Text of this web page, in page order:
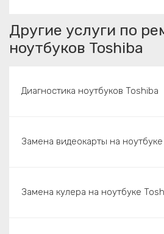
Другие услуги по
ноутбуков Toshiba
Диагностика ноутбуков Toshiba
Замена видеокарты на
Замена кулера на ноутбуке